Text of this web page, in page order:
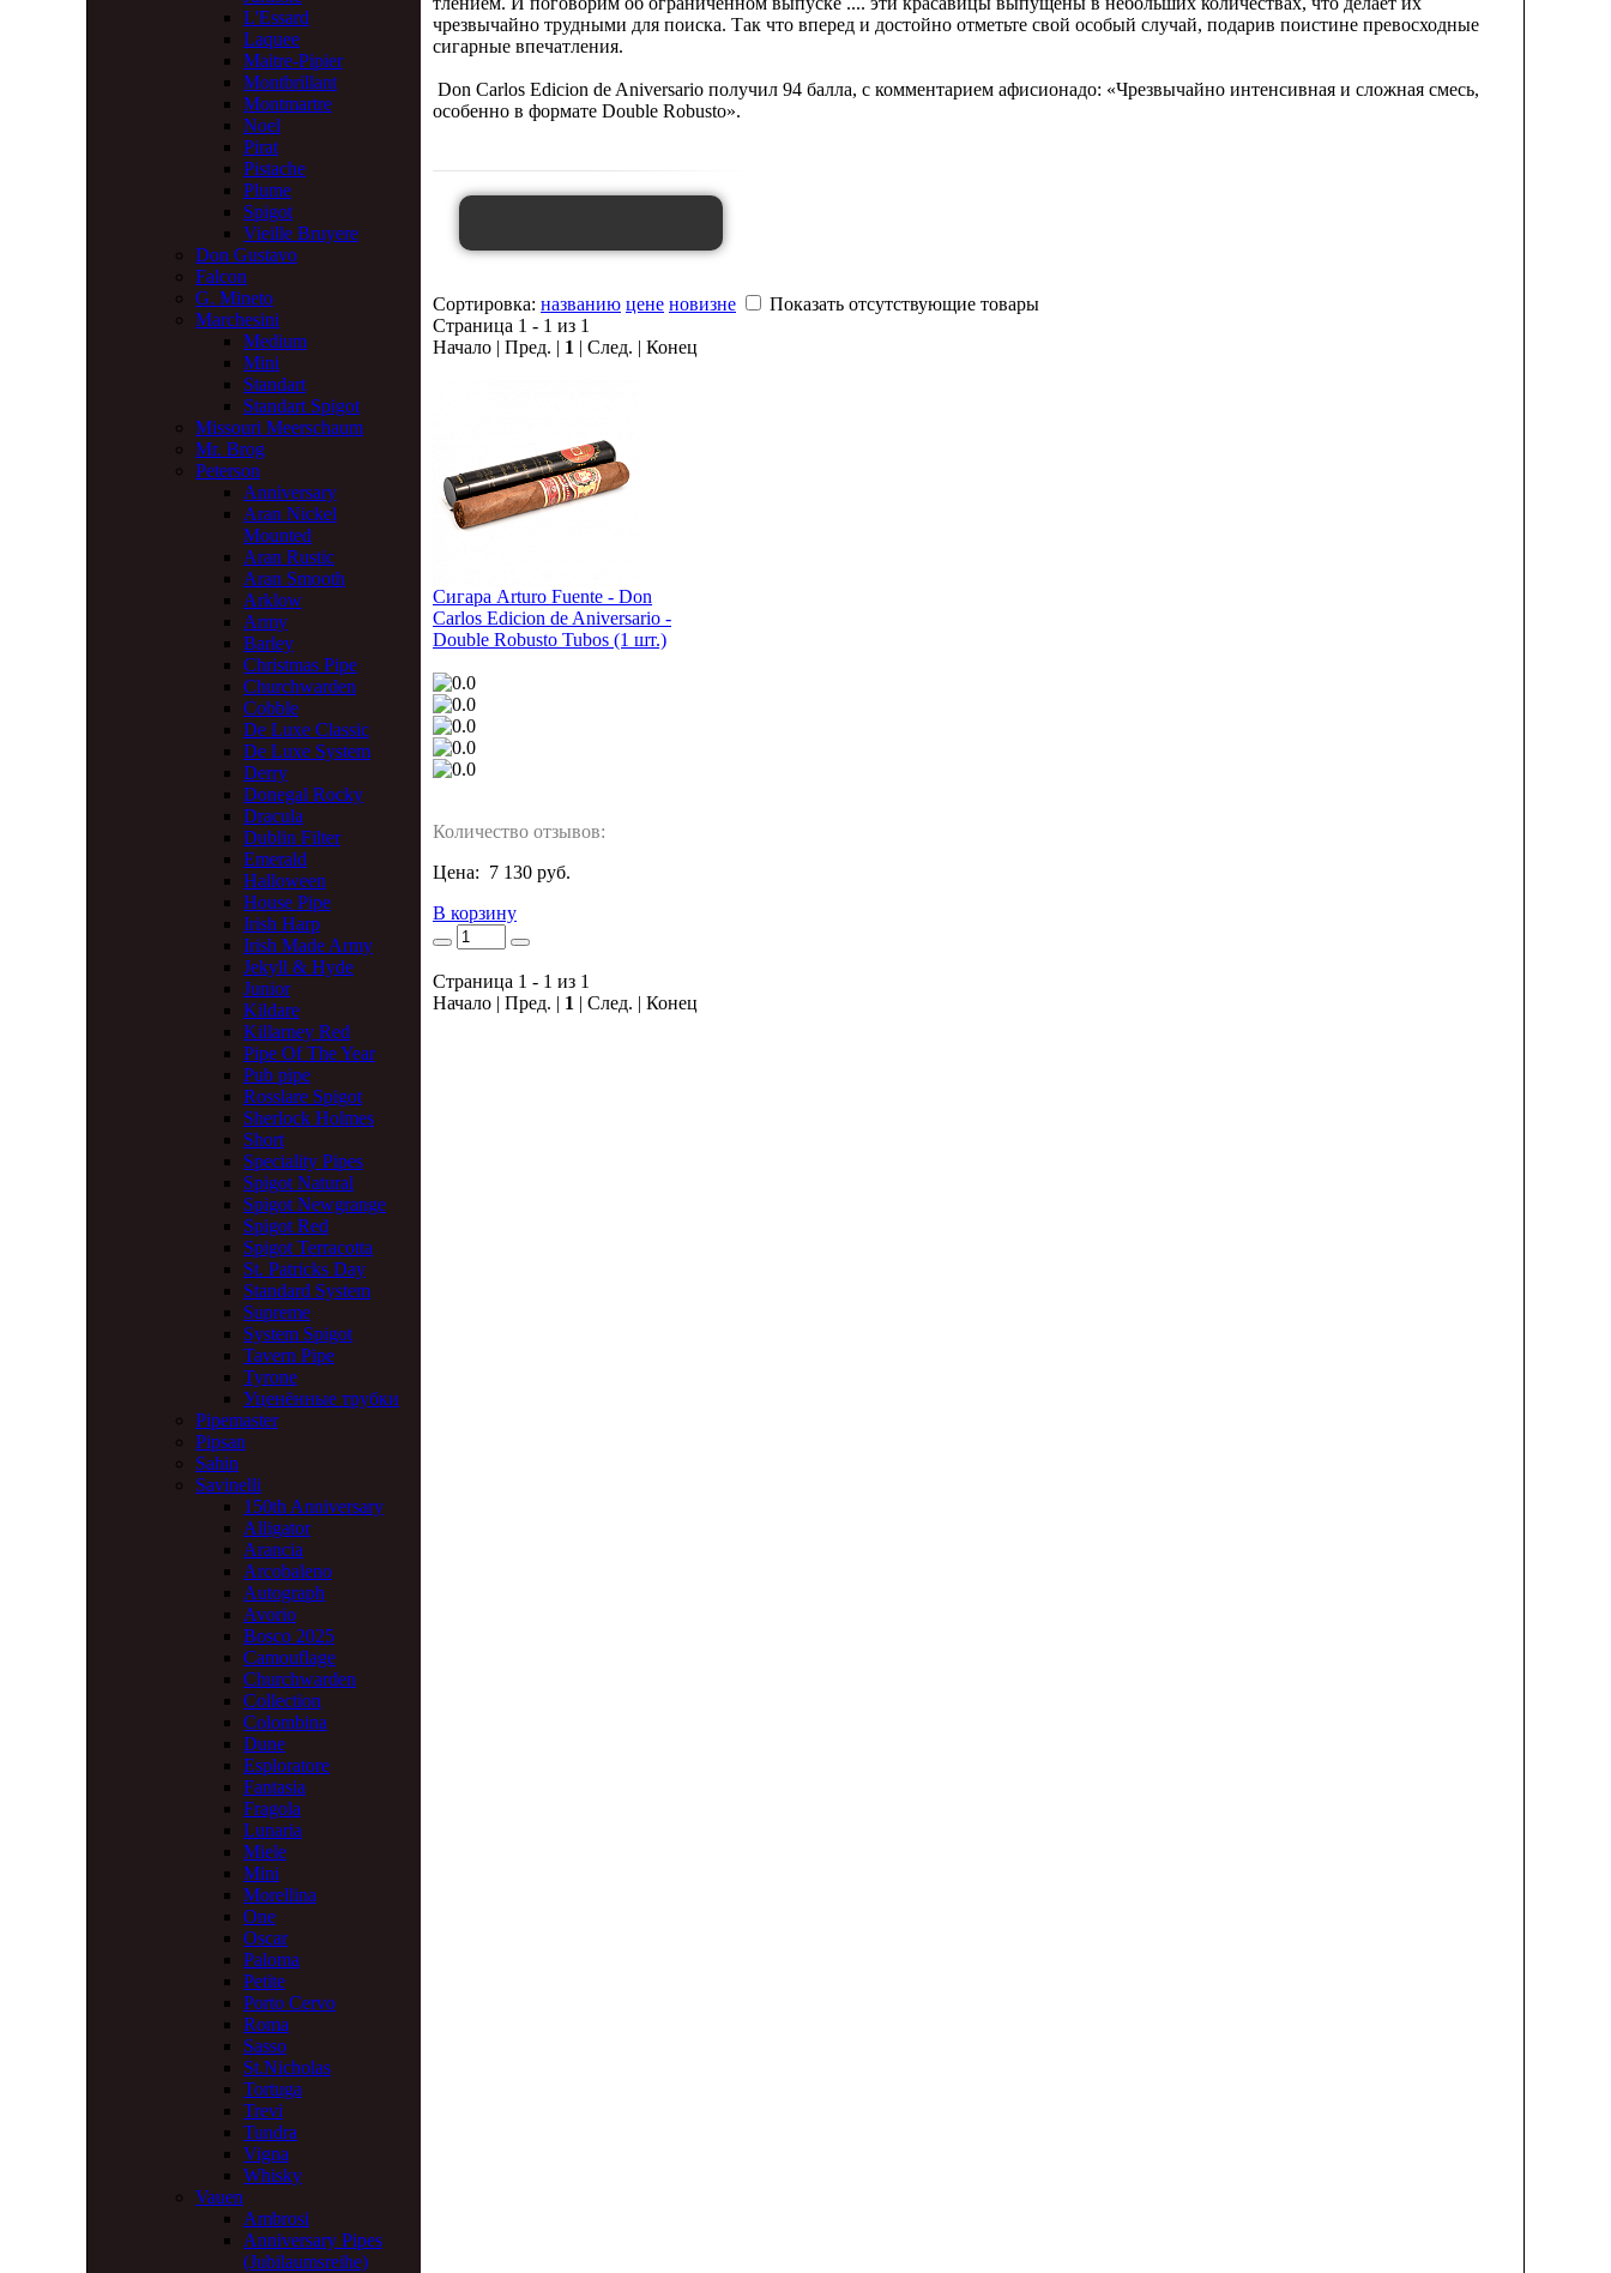
L'Essard
Laquee
Maitre-Pipier
Montbrillant
Montmartre
Noel
Pirat
Pistache
Plume
Spigot
Vieille Bruyere
Don Gustavo
Falcon
G. Mineto
Marchesini
Medium
Mini
Standart
Standart Spigot
Missouri Meerschaum
Mr. Brog
Peterson
Anniversary
Aran Nickel
Mounted
Aran Rustic
Aran Smooth
Arklow
Army
Barley
Christmas Pipe
Churchwarden
Cobble
De Luxe Classic
De Luxe System
Derry
Donegal Rocky
Dracula
Dublin Filter
Emerald
Halloween
House Pipe
Irish Harp
Irish Made Army
Jekyll & Hyde
Junior
Kildare
Killarney Red
Pipe Of The Year
Pub pipe
Rosslare Spigot
Sherlock Holmes
Short
Speciality Pipes
Spigot Natural
Spigot Newgrange
Spigot Red
Spigot Terracotta
St. Patricks Day
Standard System
Supreme
System Spigot
Tavern Pipe
Tyrone
Уценённые трубки
Pipemaster
Pipsan
Sahin
Savinelli
150th Anniversary
Alligator
Arancia
Arcobaleno
Autograph
Avorio
Bosco 2025
Camouflage
Churchwarden
Collection
Colombina
Dune
Esploratore
Fantasia
Fragola
Lunaria
Miele
Mini
Morellina
One
Oscar
Paloma
Petite
Porto Cervo
Roma
Sasso
St.Nicholas
Tortuga
Trevi
Tundra
Vigna
Whisky
Vauen
Ambrosi
Anniversary Pipes
(Jubilaumsreihe)
чрезвычайно трудными для поиска. Так что вперед и достойно отметьте свой особый случай, подарив поистине превосходные
сигарные впечатления.
Don Carlos Edicion de Aniversario получил 94 балла, с комментарием афисионадо: «Чрезвычайно интенсивная и сложная смесь,
особенно в формате Double Robusto».
Сортировка: названию цене новизне
Показать отсутствующие товары
Страница 1 - 1 из 1
Начало | Пред. | 1 | След. | Конец
Сигара Arturo Fuente - Don
Carlos Edicion de Aniversario -
Double Robusto Tubos (1 шт.)
Количество отзывов:
Цена: 7 130 руб.
В корзину
Страница 1 - 1 из 1
Начало | Пред. | 1 | След. | Конец